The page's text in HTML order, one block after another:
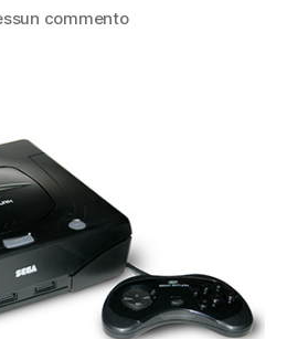
commentosu